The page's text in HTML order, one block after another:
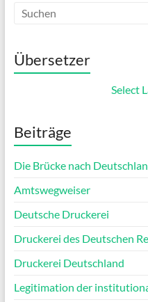
Übersetzer
Select
Beiträge
Die Brücke nach
Amtswegweiser
Deutsche Druckerei
Druckerei des Deutschen
Druckerei Deutschland
Legitimation der